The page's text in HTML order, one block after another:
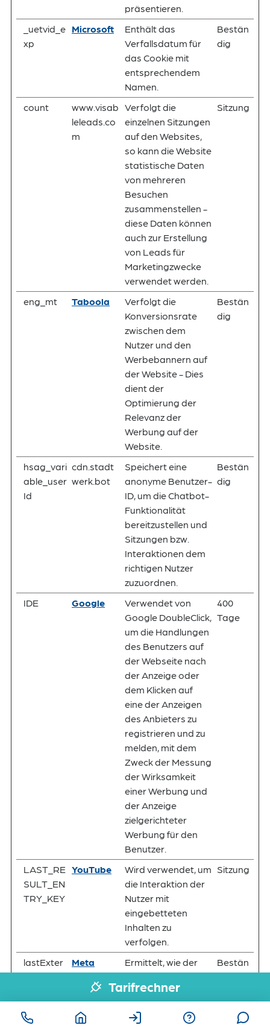
präsentieren.
_uetvid_e
xp
Microsoft
Enthält das
Verfallsdatum für
das Cookie mit
entsprechendem
Namen.
Bestän
dig
count
www.visab
leleads.co
m
Verfolgt die
einzelnen Sitzungen
auf den Websites,
so kann die Website
statistische Daten
von mehreren
Besuchen
zusammenstellen -
diese Daten können
auch zur Erstellung
von Leads für
Marketingzwecke
verwendet werden.
Sitzung
eng_mt Taboola
Verfolgt die
Konversionsrate
zwischen dem
Nutzer und den
Werbebannern auf
der Website - Dies
dient der
Optimierung der
Relevanz der
Werbung auf der
Website.
Bestän
dig
hsag_vari
able_user
Id
cdn.stadt
werk.bot
Speichert eine
anonyme Benutzer-
ID, um die Chatbot-
Funktionalität
bereitzustellen und
Sitzungen bzw.
Interaktionen dem
richtigen Nutzer
zuzuordnen.
Bestän
dig
IDE Google
Verwendet von
Google DoubleClick,
um die Handlungen
des Benutzers auf
der Webseite nach
der Anzeige oder
dem Klicken auf
eine der Anzeigen
des Anbieters zu
registrieren und zu
melden, mit dem
Zweck der Messung
der Wirksamkeit
einer Werbung und
der Anzeige
zielgerichteter
Werbung für den
Benutzer.
400
Tage
LAST_RE
SULT_EN
TRY_KEY
YouTube
Wird verwendet, um
die Interaktion der
Nutzer mit
eingebetteten
Inhalten zu
verfolgen.
Sitzung
lastExter
nalReferr
Meta
Platforms,
Ermittelt, wie der
Nutzer die Website
erreicht hat, indem
seine letzte URL-
Adresse registriert
Bestän
dig
Tarifrechner